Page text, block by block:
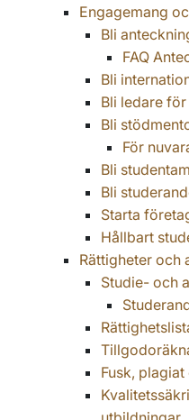
Engagemang
Bli
FAQ
Bli
Bli ledare
Bli
För
Bli
Bli
Starta
Hållbart
Rättigheter och
Studie- och
Fusk,